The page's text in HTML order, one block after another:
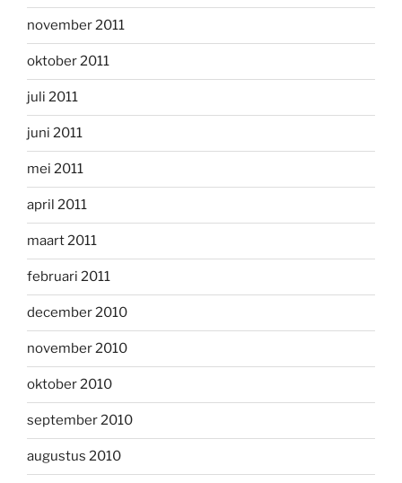
november 2011
oktober 2011
juli 2011
juni 2011
mei 2011
april 2011
maart 2011
februari 2011
december 2010
november 2010
oktober 2010
september 2010
augustus 2010